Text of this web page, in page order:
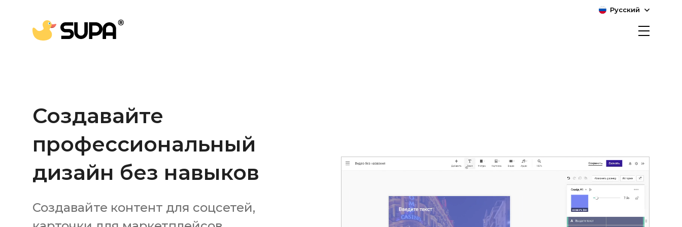
Русский
Создавайте
профессиональный
дизайн без навыков
Создавайте контент для соцсетей,